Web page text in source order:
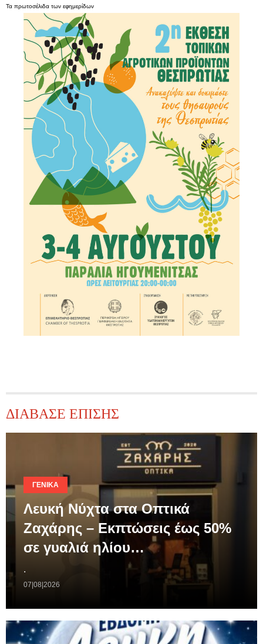
Τα πρωτοσέλιδα των εφημερίδων
ΔΙΑΒΑΣΕ ΕΠΙΣΗΣ
ΓΕΝΙΚΆ
Λευκή Νύχτα στα Οπτικά
Ζαχάρης – Εκπτώσεις έως 50%
σε γυαλιά ηλίου…
.
07|08|2026